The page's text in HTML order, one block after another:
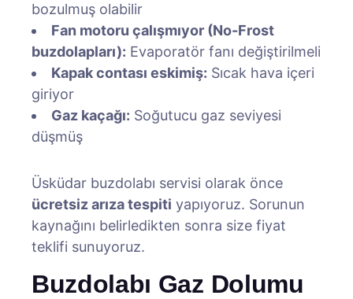
bozulmuş olabilir
Fan motoru çalışmıyor (No-Frost
buzdolapları): Evaporatör fanı değiştirilmeli
Kapak contası eskimiş: Sıcak hava içeri
giriyor
Gaz kaçağı: Soğutucu gaz seviyesi
düşmüş
Üsküdar buzdolabı servisi olarak önce
ücretsiz arıza tespiti yapıyoruz. Sorunun
kaynağını belirledikten sonra size fiyat
teklifi sunuyoruz.
Buzdolabı Gaz Dolumu